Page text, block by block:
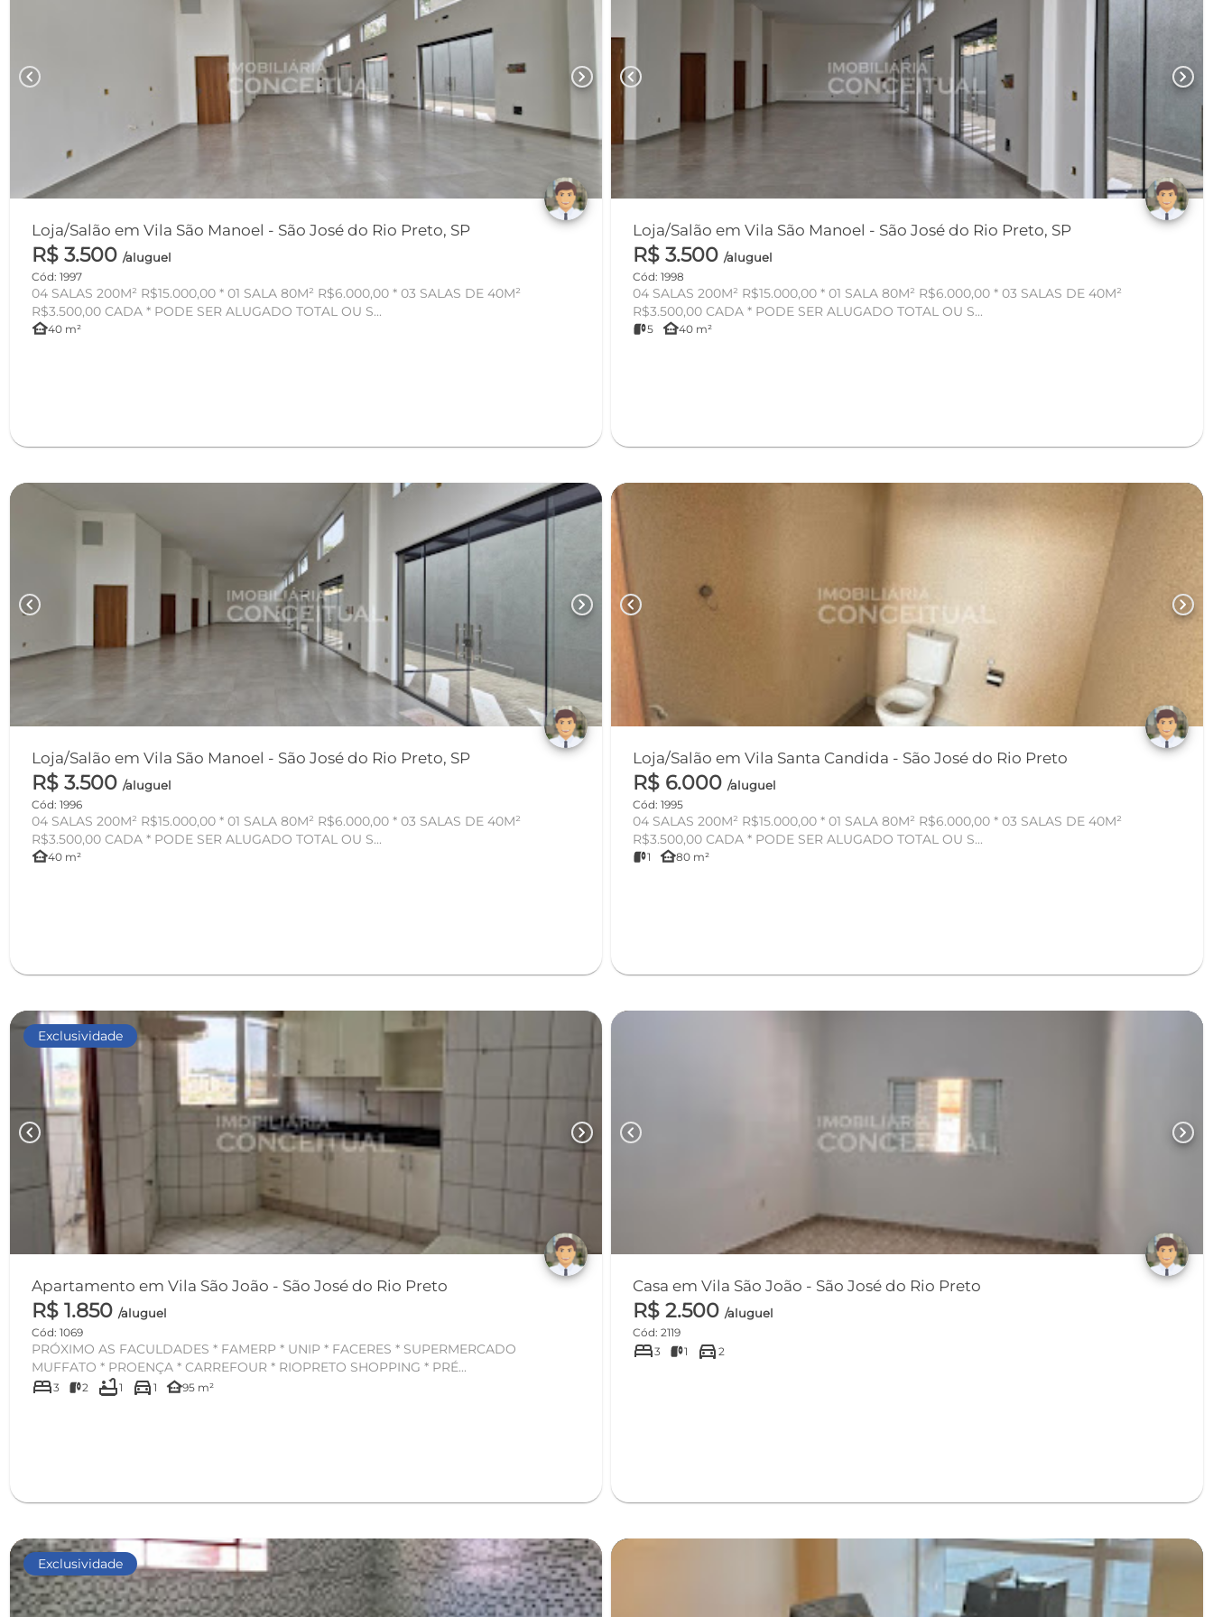
chevron_left chevron_right
Loja/Salão em Vila São Manoel - São José do Rio Preto, SP
R$ 3.500 /aluguel
Cód: 1997
04 SALAS 200M² R$15.000,00 * 01 SALA 80M² R$6.000,00 * 03 SALAS DE 40M²
R$3.500,00 CADA * PODE SER ALUGADO TOTAL OU S...
other_houses40 m²
chevron_left chevron_right
Loja/Salão em Vila São Manoel - São José do Rio Preto, SP
R$ 3.500/aluguel
Cód: 1998
04 SALAS 200M² R$15.000,00 * 01 SALA 80M² R$6.000,00 * 03 SALAS DE 40M²
R$3.500,00 CADA * PODE SER ALUGADO TOTAL OU S...
5 other_houses40 m²
chevron_left chevron_right
Loja/Salão em Vila São Manoel - São José do Rio Preto, SP
R$ 3.500 /aluguel
Cód: 1996
04 SALAS 200M² R$15.000,00 * 01 SALA 80M² R$6.000,00 * 03 SALAS DE 40M²
R$3.500,00 CADA * PODE SER ALUGADO TOTAL OU S...
other_houses40 m²
chevron_left chevron_right
Loja/Salão em Vila Santa Candida - São José do Rio Preto
R$ 6.000/aluguel
Cód: 1995
04 SALAS 200M² R$15.000,00 * 01 SALA 80M² R$6.000,00 * 03 SALAS DE 40M²
R$3.500,00 CADA * PODE SER ALUGADO TOTAL OU S...
1 other_houses80 m²
Exclusividade
chevron_left chevron_right
Apartamento em Vila São João - São José do Rio Preto
R$ 1.850 /aluguel
Cód: 1069
PRÓXIMO AS FACULDADES * FAMERP * UNIP * FACERES * SUPERMERCADO
MUFFATO * PROENÇA * CARREFOUR * RIOPRETO SHOPPING * PRÉ...
bed3 2 bathtub1 directions_car 1 other_houses95 m²
chevron_left chevron_right
Casa em Vila São João - São José do Rio Preto
R$ 2.500/aluguel
Cód: 2119
bed3 1 directions_car 2
Exclusividade